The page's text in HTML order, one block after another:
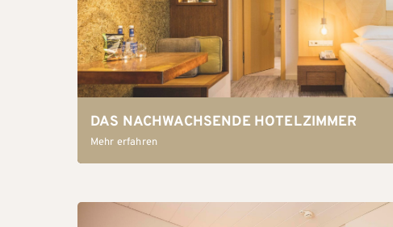
DAS NACHWACHSENDE HOTELZIMMER
Mehr erfahren